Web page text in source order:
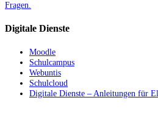
Fragen.
Digitale Dienste
Moodle
Schulcampus
Webuntis
Schulcloud
Digitale Dienste – Anleitungen für